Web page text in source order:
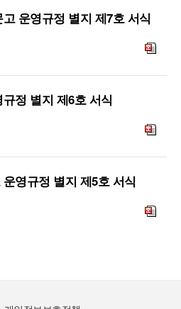
운영규정 별지 제7호 서식
정 별지 제6호 서식
영규정 별지 제5호 서식